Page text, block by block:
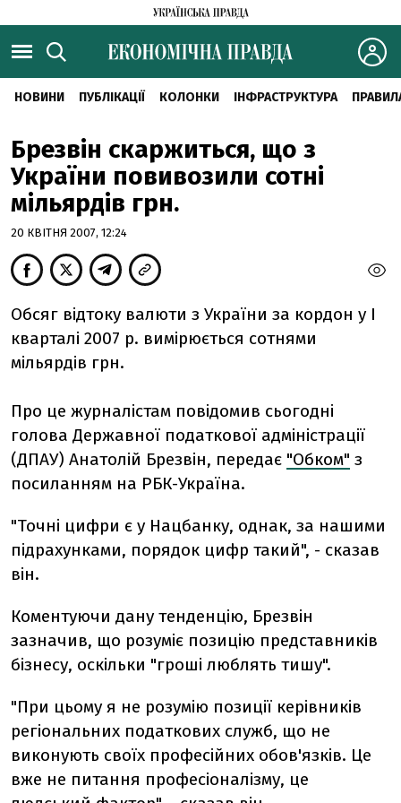
НОВИНИ ПУБЛІКАЦІЇ КОЛОНКИ ІНФРАСТРУКТУРА
Брезвін скаржиться, що з
України повивозили сотні
мільярдів грн.
20 КВІТНЯ 2007, 12:24
Обсяг відтоку валюти з України за кордон у I
кварталі 2007 р. вимірюється сотнями
мільярдів грн.
Про це журналістам повідомив сьогодні
голова Державної податкової адміністрації
(ДПАУ) Анатолій Брезвін, передає "Обком" з
посиланням на РБК-Україна.
"Точні цифри є у Нацбанку, однак, за нашими
підрахунками, порядок цифр такий", - сказав
він.
Коментуючи дану тенденцію, Брезвін
зазначив, що розуміє позицію представників
бізнесу, оскільки "гроші люблять тишу".
"При цьому я не розумію позиції керівників
регіональних податкових служб, що не
виконують своїх професійних обов'язків. Це
вже не питання професіоналізму, це